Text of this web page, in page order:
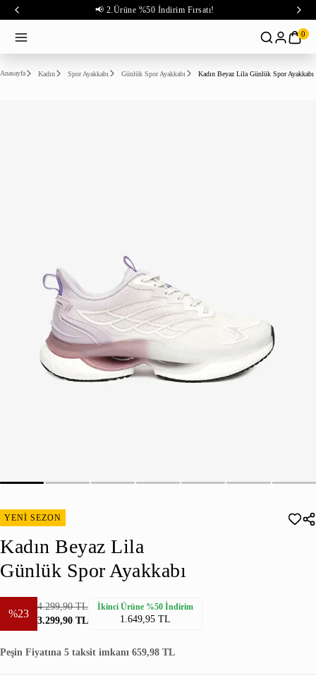
📢 2.Ürüne %50 İndirim Fırsatı!
0
Anasayfa Kadın Spor Ayakkabı Günlük Spor Ayakkabı Kadın Beyaz Lila Günlük Spor Ayakkabı
YENİ SEZON
Kadın Beyaz Lila
Günlük Spor Ayakkabı
%23
4.299,90 TL
3.299,90 TL
İkinci Ürüne %50 İndirim
1.649,95 TL
Peşin Fiyatına 5 taksit imkanı 659,98 TL